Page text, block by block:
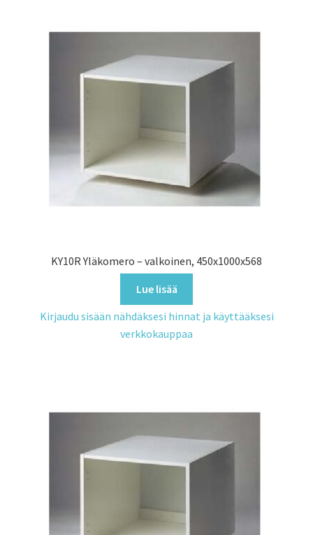
KY10R Yläkomero – valkoinen, 450x1000x568
Lue lisää
Kirjaudu sisään nähdäksesi hinnat ja käyttääksesi
verkkokauppaa